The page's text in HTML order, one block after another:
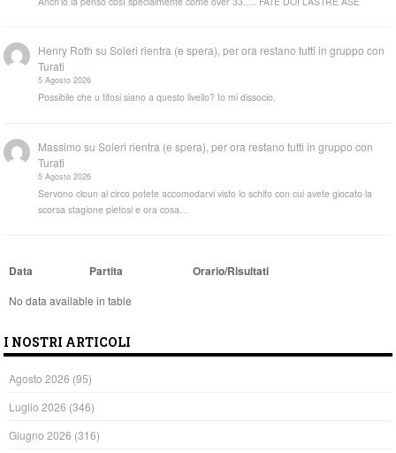
Henry Roth suSoleri rientra (e spera), per ora restano tutti in gruppo con
Turati
5 Agosto 2026
Possibile che u tifosi siano a questo livello? Io mi dissocio.
Massimo suSoleri rientra (e spera), per ora restano tutti in gruppo con
Turati
5 Agosto 2026
Servono cloun al circo potete accomodarvi visto lo schifo con cui avete giocato la
scorsa stagione pietosi e ora cosa…
Data Partita Orario/Risultati
No data available in table
I NOSTRI ARTICOLI
Agosto 2026 (95)
Luglio 2026 (346)
Giugno 2026 (316)